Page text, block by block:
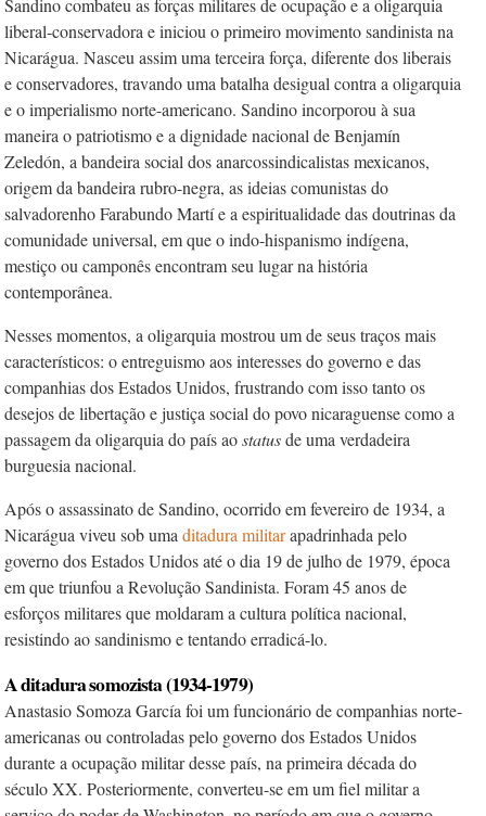
liberal-conservadora e iniciou o primeiro movimento sandinista na
Nicarágua. Nasceu assim uma terceira força, diferente dos liberais
e conservadores, travando uma batalha desigual contra a oligarquia
e o imperialismo norte-americano. Sandino incorporou à sua
maneira o patriotismo e a dignidade nacional de Benjamín
Zeledón, a bandeira social dos anarcossindicalistas mexicanos,
origem da bandeira rubro-negra, as ideias comunistas do
salvadorenho Farabundo Martí e a espiritualidade das doutrinas da
comunidade universal, em que o indo-hispanismo indígena,
mestiço ou camponês encontram seu lugar na história
contemporânea.
Nesses momentos, a oligarquia mostrou um de seus traços mais
característicos: o entreguismo aos interesses do governo e das
companhias dos Estados Unidos, frustrando com isso tanto os
desejos de libertação e justiça social do povo nicaraguense como a
passagem da oligarquia do país aostatusde uma verdadeira
burguesia nacional.
Após o assassinato de Sandino, ocorrido em fevereiro de 1934, a
Nicarágua viveu sob uma ditadura militarapadrinhada pelo
governo dos Estados Unidos até o dia 19 de julho de 1979, época
em que triunfou a Revolução Sandinista. Foram 45 anos de
esforços militares que moldaram a cultura política nacional,
resistindo ao sandinismo e tentando erradicá-lo.
A ditadura somozista (1934-1979)
Anastasio Somoza García foi um funcionário de companhias norte-
americanas ou controladas pelo governo dos Estados Uni­dos
durante a ocupação militar desse país, na primeira década do
século XX. Pos­teriormente, converteu-se em um fiel mi­­litar a